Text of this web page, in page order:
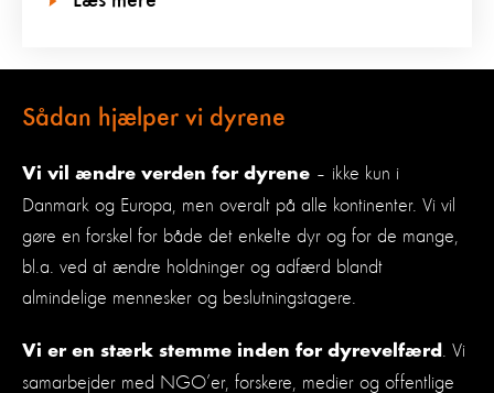
Sådan hjælper vi dyrene
Vi vil ændre verden for dyrene – ikke kun i
Danmark og Europa, men overalt på alle kontinenter. Vi vil
gøre en forskel for både det enkelte dyr og for de mange,
bl.a. ved at ændre holdninger og adfærd blandt
almindelige mennesker og beslutningstagere.
Vi er en stærk stemme inden for dyrevelfærd. Vi
samarbejder med NGO’er, forskere, medier og offentlige